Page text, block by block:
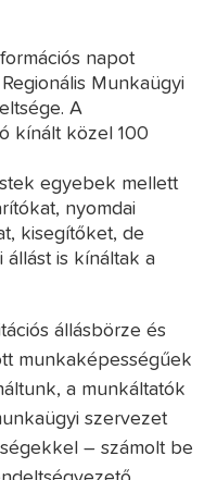
napot
Munkaügyi
A
kínált közel 100
egyebek mellett
nyomdai
kisegítőket, de
is kínáltak a
állásbörze és
munkaképességűek
a munkáltatók
szervezet
– számolt be